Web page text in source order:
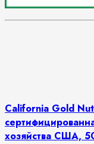
California Gold
хозяйства США,